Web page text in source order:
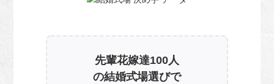
先輩花嫁達100人
の結婚式場選びで